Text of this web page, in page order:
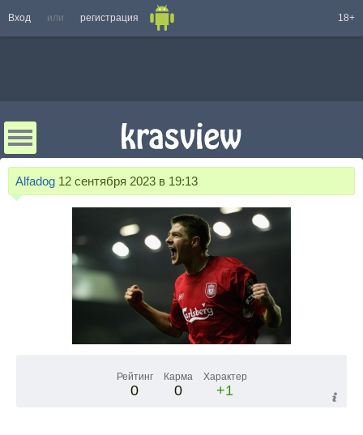
Вход или регистрация 18+
Alfadog 12 сентября 2023 в 19:13
Рейтинг
0
Карма
0
Характер
+1